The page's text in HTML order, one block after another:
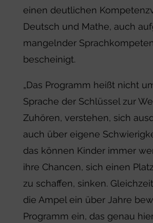
einen deutlichen
Deutsch und Mathe, auch
mangelnder
bescheinigt.
„Das Programm heißt nicht
Sprache der Schlüssel zur
Zuhören, verstehen, sich
auch über eigene
das können Kinder immer
ihre Chancen, sich einen
zu schaffen, sinken.
die Ampel ein über Jahre
Programm ein, das genau